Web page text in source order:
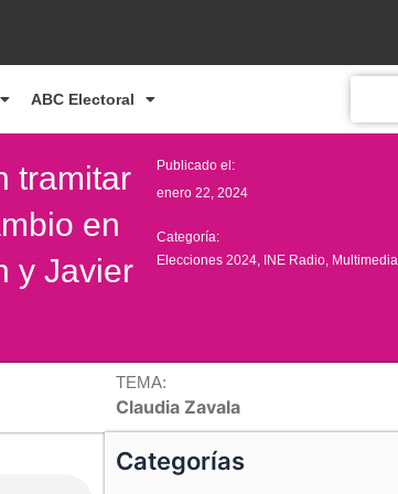
ABC Electoral
tramitar
en
y Javier
Publicado el:
enero 22, 2024
Categoría:
Elecciones 2024 INE Radio Multimedia
TEMA:
Claudia Zavala
Categorías